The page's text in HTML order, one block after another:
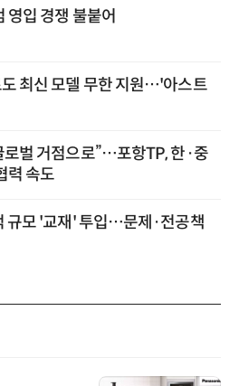
영입 경쟁 불붙어
최신 모델 무한 지원…'아스트
로벌 거점으로”…포항TP, 한·중
력 속도
규모 '교재' 투입…문제·전공책